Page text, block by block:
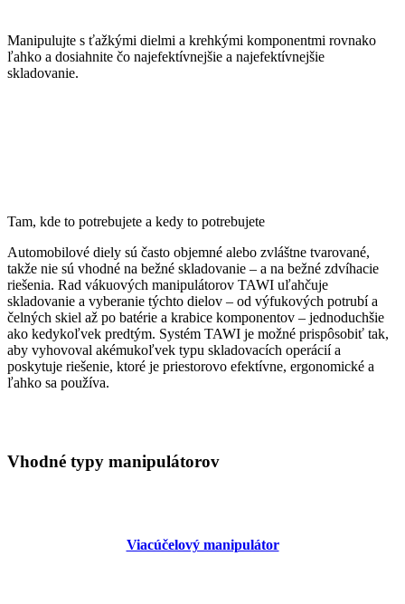
Manipulujte s ťažkými dielmi a krehkými komponentmi rovnako
ľahko a dosiahnite čo najefektívnejšie a najefektívnejšie
skladovanie.
Tam, kde to potrebujete a kedy to potrebujete
Automobilové diely sú často objemné alebo zvláštne tvarované,
takže nie sú vhodné na bežné skladovanie – a na bežné zdvíhacie
riešenia. Rad vákuových manipulátorov TAWI uľahčuje
skladovanie a vyberanie týchto dielov – od výfukových potrubí a
čelných skiel až po batérie a krabice komponentov – jednoduchšie
ako kedykoľvek predtým. Systém TAWI je možné prispôsobiť tak,
aby vyhovoval akémukoľvek typu skladovacích operácií a
poskytuje riešenie, ktoré je priestorovo efektívne, ergonomické a
ľahko sa používa.
Vhodné typy manipulátorov
Viacúčelový manipulátor